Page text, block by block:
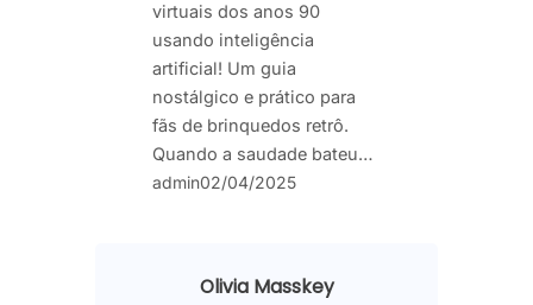
virtuais dos anos 90
usando inteligência
artificial! Um guia
nostálgico e prático para
fãs de brinquedos retrô.
Quando a saudade bateu…
admin02/04/2025
Olivia Masskey